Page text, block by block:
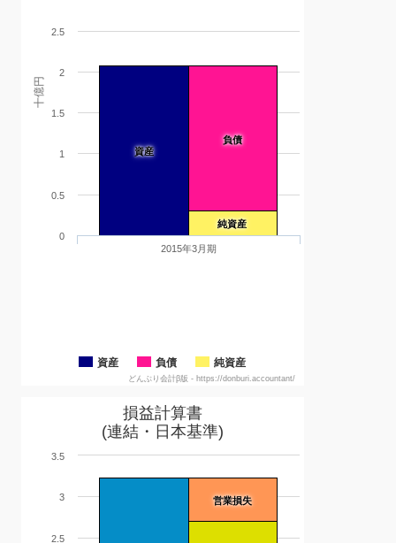
十億円
資産
負債
純資産
資産 負債 純資産
2015年3月期
0
1
2
0.5
1.5
2.5
どんぶり会計β版 - https://donburi.accountant/
損益計算書
(連結・日本基準)
営業損失
3
2.5
3.5